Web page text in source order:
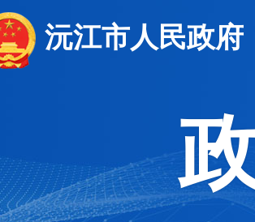
沅江市人民政府